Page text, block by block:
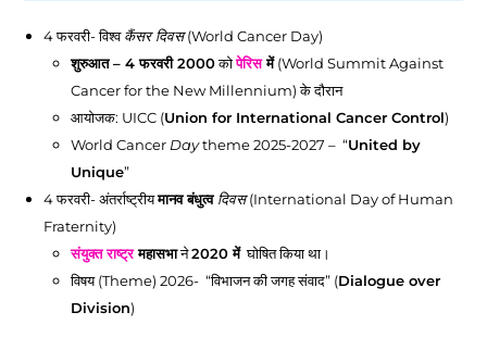
4 फरवरी- विश्वकैंसर दिवस(World Cancer Day)
शुरुआत – 4 फरवरी 2000कोपेरिसमें(World Summit Against
Cancer for the New Millennium) के दौरान
आयोजक: UICC (Union for International Cancer Control)
World Cancer Daytheme 2025-2027 – “United by
Unique”
4 फरवरी- अंतर्राष्ट्रीयमानव बंधुत्व दिवस(International Day of Human
Fraternity)
संयुक्त राष्ट्रमहासभाने2020 मेंघोषित किया था।
विषय (Theme) 2026- “विभाजन की जगह संवाद” (Dialogue over
Division)